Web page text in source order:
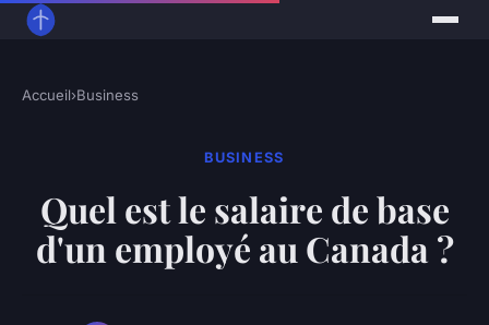
Accueil›Business
BUSINESS
Quel est le salaire de base
d'un employé au Canada ?